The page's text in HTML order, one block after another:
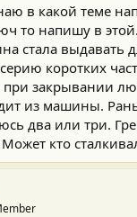
в какой теме
то напишу в
стала выдавать
коротких
при закрывании
из машины.
два или три.
кто